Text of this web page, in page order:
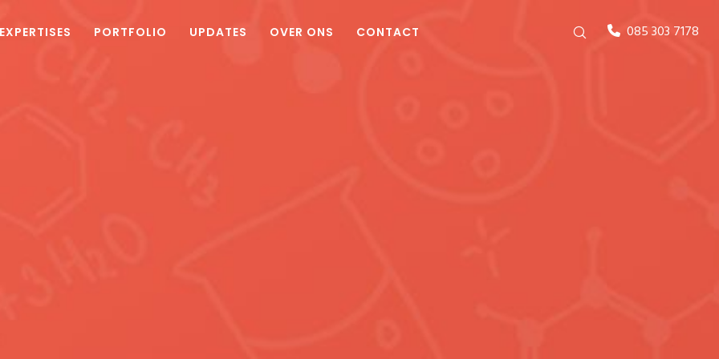
085 303 7178
EXPERTISES PORTFOLIO UPDATES OVER ONS CONTACT